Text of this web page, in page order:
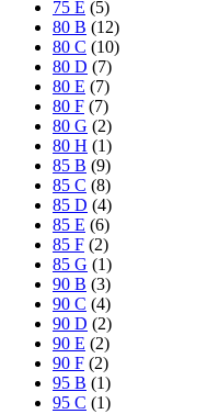
75 Е (5)
80 B (12)
80 C (10)
80 D (7)
80 E (7)
80 F (7)
80 G (2)
80 H (1)
85 B (9)
85 C (8)
85 D (4)
85 E (6)
85 F (2)
85 G (1)
90 B (3)
90 C (4)
90 D (2)
90 E (2)
90 F (2)
95 B (1)
95 C (1)